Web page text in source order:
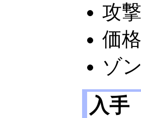
攻
価
ゾ
入手